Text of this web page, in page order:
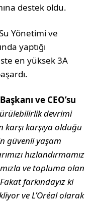
destek oldu.
Yönetimi ve
yaptığı
en yüksek 3A
ve CEO’su
devrimi
karşı karşıya olduğu
güvenli yaşam
hızlandırmamız
ve topluma olan
farkındayız ki
ve L’Oréal olarak